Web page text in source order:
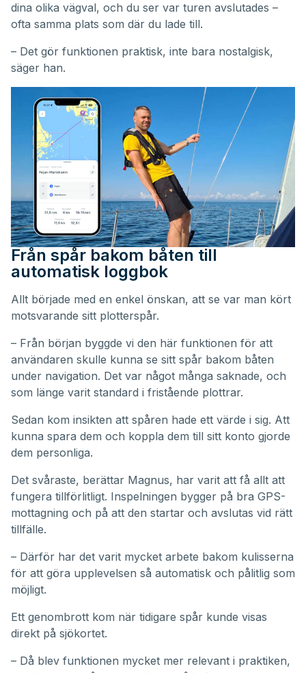
dina olika vägval, och du ser var turen avslutades –
ofta samma plats som där du lade till.
– Det gör funktionen praktisk, inte bara nostalgisk,
säger han.
Från spår bakom båten till
automatisk loggbok
Allt började med en enkel önskan, att se var man kört
motsvarande sitt plotterspår.
– Från början byggde vi den här funktionen för att
användaren skulle kunna se sitt spår bakom båten
under navigation. Det var något många saknade, och
som länge varit standard i fristående plottrar.
Sedan kom insikten att spåren hade ett värde i sig. Att
kunna spara dem och koppla dem till sitt konto gjorde
dem personliga.
Det svåraste, berättar Magnus, har varit att få allt att
fungera tillförlitligt. Inspelningen bygger på bra GPS-
mottagning och på att den startar och avslutas vid rätt
tillfälle.
– Därför har det varit mycket arbete bakom kulisserna
för att göra upplevelsen så automatisk och pålitlig som
möjligt.
Ett genombrott kom när tidigare spår kunde visas
direkt på sjökortet.
– Då blev funktionen mycket mer relevant i praktiken,